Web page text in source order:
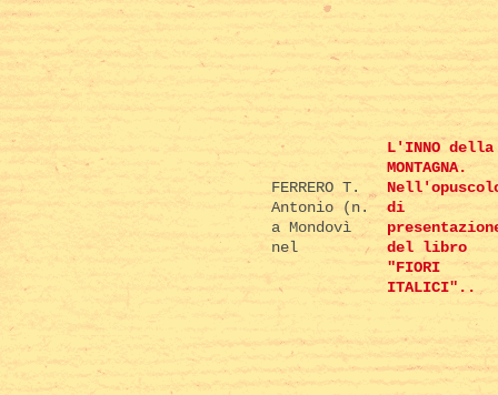
FERRERO T.
Antonio (n.
a Mondovì
nel
L'INNO della
MONTAGNA.
di
del libro
"FIORI
ITALICI"..